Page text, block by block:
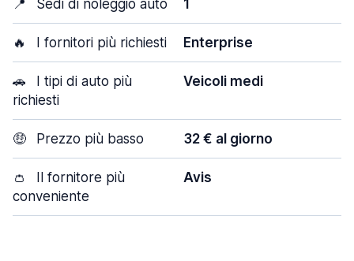
📍 Sedi di noleggio auto 1
🔥 I fornitori più richiesti Enterprise
🚗
I tipi di auto più
richiesti
Veicoli medi
🤑 Prezzo più basso 32 € al giorno
👛
Il fornitore più
conveniente
Avis